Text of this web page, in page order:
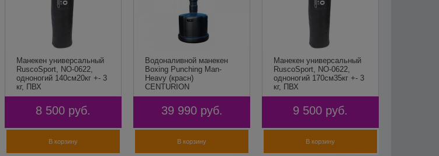
Манекен универсальный
RuscoSport, NO-0622,
одноногий 140см20кг +- 3
кг, ПВХ
8 500 руб.
В корзину
Водоналивной манекен
Boxing Punching Man-
Heavy (красн)
CENTURION
39 990 руб.
В корзину
Манекен универсальный
RuscoSport, NO-0622,
одноногий 170см35кг +- 3
кг, ПВХ
9 500 руб.
В корзину